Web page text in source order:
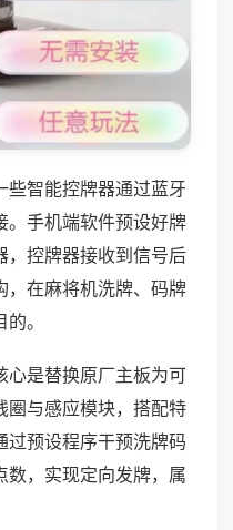
些智能控牌器通过蓝牙
。手机端软件预设好牌
，控牌器接收到信号后
，在麻将机洗牌、码牌
。
心是替换原厂主板为可
圈与感应模块，搭配特
过预设程序干预洗牌码
数，实现定向发牌，属